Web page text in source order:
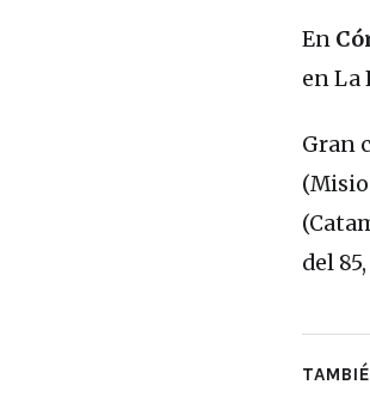
En
en La
Gran
del